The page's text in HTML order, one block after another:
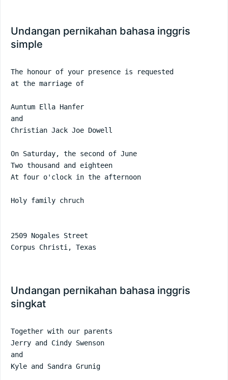
Undangan pernikahan bahasa inggris
simple
The honour of your presence is requested
at the marriage of
Auntum Ella Hanfer
and
Christian Jack Joe Dowell
On Saturday, the second of June
Two thousand and eighteen
At four o'clock in the afternoon
Holy family chruch
2509 Nogales Street
Corpus Christi, Texas
Undangan pernikahan bahasa inggris
singkat
Together with our parents
Jerry and Cindy Swenson
and
Kyle and Sandra Grunig